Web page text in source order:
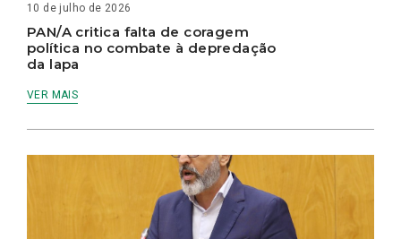
10 de julho de 2026
PAN/A critica falta de coragem
política no combate à depredação
da lapa
VER MAIS